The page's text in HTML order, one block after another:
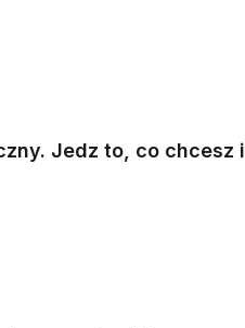
Jedz to, co chcesz i